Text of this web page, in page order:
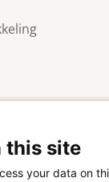
this site
your data on